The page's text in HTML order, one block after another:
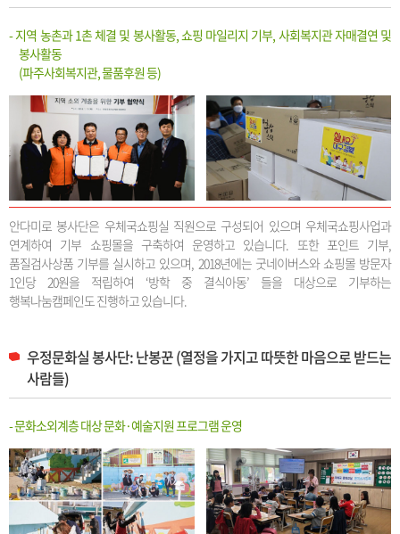
- 지역 농촌과 1촌 체결 및 봉사활동, 쇼핑 마일리지 기부, 사회복지관 자매결연 및
봉사활동
(파주사회복지관, 물품후원 등)
안다미로 봉사단은 우체국쇼핑실 직원으로 구성되어 있으며 우체국쇼핑사업과
연계하여 기부 쇼핑몰을 구축하여 운영하고 있습니다. 또한 포인트 기부,
품질검사상품 기부를 실시하고 있으며, 2018년에는 굿네이버스와 쇼핑몰 방문자
1인당 20원을 적립하여 ‘방학 중 결식아동’ 들을 대상으로 기부하는
행복나눔캠페인도 진행하고 있습니다.
우정문화실 봉사단: 난봉꾼 (열정을 가지고 따뜻한 마음으로 받드는
사람들)
- 문화소외계층 대상 문화·예술지원 프로그램 운영